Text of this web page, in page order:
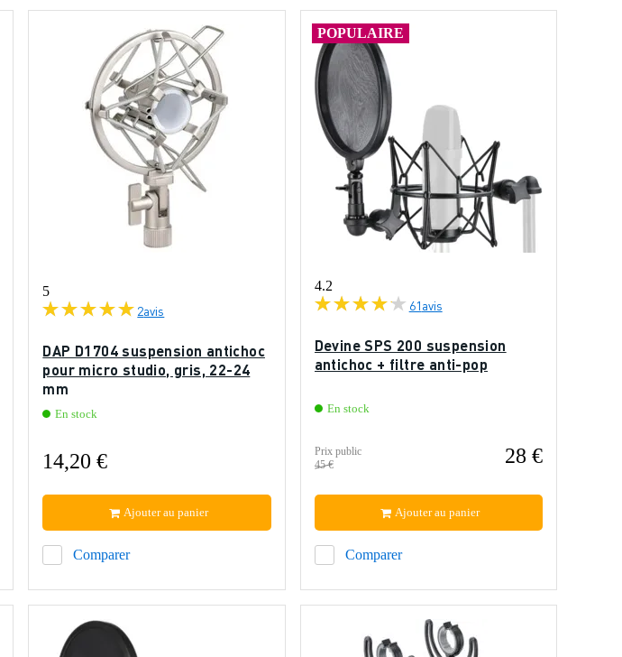
5
2avis
DAP D1704 suspension antichoc
pour micro studio, gris, 22-24
mm
En stock
14,20 €
Comparer
Ajouter au panier
POPULAIRE
4.2
61avis
Devine SPS 200 suspension
antichoc + filtre anti-pop
En stock
Prix public
45 €
28 €
Comparer
Ajouter au panier